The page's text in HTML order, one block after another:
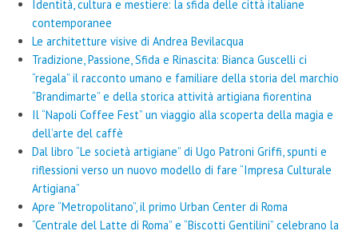
Identità, cultura e mestiere: la sfida delle città italiane
contemporanee
Le architetture visive di Andrea Bevilacqua
Tradizione, Passione, Sfida e Rinascita: Bianca Guscelli ci
“regala” il racconto umano e familiare della storia del marchio
“Brandimarte” e della storica attività artigiana fiorentina
Il “Napoli Coffee Fest” un viaggio alla scoperta della magia e
dell’arte del caffè
Dal libro “Le società artigiane” di Ugo Patroni Griffi, spunti e
riflessioni verso un nuovo modello di fare “Impresa Culturale
Artigiana”
Apre “Metropolitano”, il primo Urban Center di Roma
“Centrale del Latte di Roma” e “Biscotti Gentilini” celebrano la